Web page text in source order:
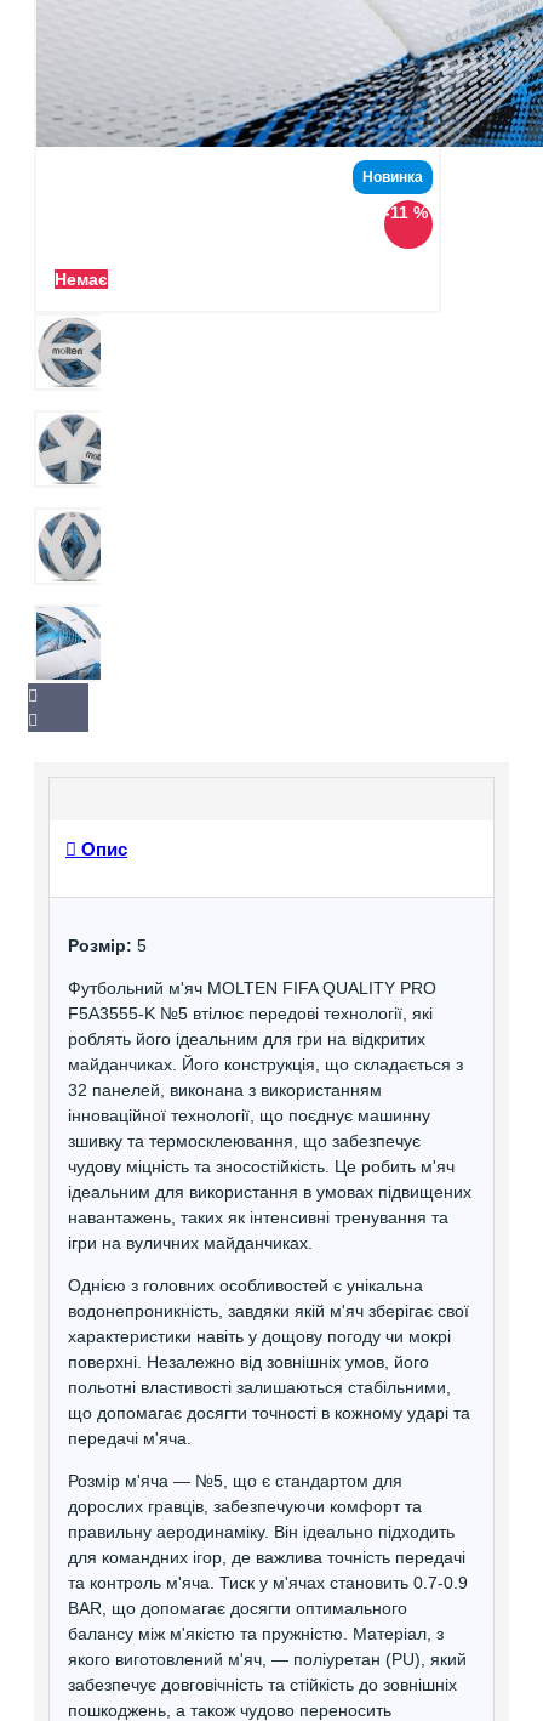
Новинка
-11 %
Немає
Опис
Розмір: 5
Футбольний м'яч MOLTEN FIFA QUALITY PRO
F5A3555-K №5 втілює передові технології, які
роблять його ідеальним для гри на відкритих
майданчиках. Його конструкція, що складається з
32 панелей, виконана з використанням
інноваційної технології, що поєднує машинну
зшивку та термосклеювання, що забезпечує
чудову міцність та зносостійкість. Це робить м'яч
ідеальним для використання в умовах підвищених
навантажень, таких як інтенсивні тренування та
ігри на вуличних майданчиках.
Однією з головних особливостей є унікальна
водонепроникність, завдяки якій м'яч зберігає свої
характеристики навіть у дощову погоду чи мокрі
поверхні. Незалежно від зовнішніх умов, його
польотні властивості залишаються стабільними,
що допомагає досягти точності в кожному ударі та
передачі м'яча.
Розмір м'яча — №5, що є стандартом для
дорослих гравців, забезпечуючи комфорт та
правильну аеродинаміку. Він ідеально підходить
для командних ігор, де важлива точність передачі
та контроль м'яча. Тиск у м'ячах становить 0.7-0.9
BAR, що допомагає досягти оптимального
балансу між м'якістю та пружністю. Матеріал, з
якого виготовлений м'яч, — поліуретан (PU), який
забезпечує довговічність та стійкість до зовнішніх
пошкоджень, а також чудово переносить